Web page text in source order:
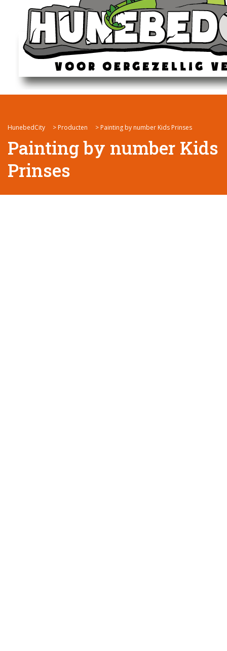
HunebedCity > Producten > Painting by number Kids Prinses
Painting by number Kids
Prinses